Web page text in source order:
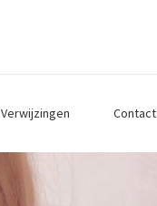
Verwijzingen Contact